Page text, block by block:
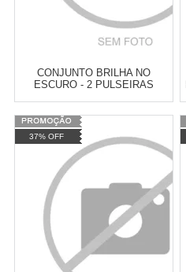
CONJUNTO BRILHA NO
ESCURO - 2 PULSEIRAS
Varejo:
Atacado: R$ 2.550,90 (Apenas
Revendedor)
10 x
Cat:
COMPRAR
37% OFF